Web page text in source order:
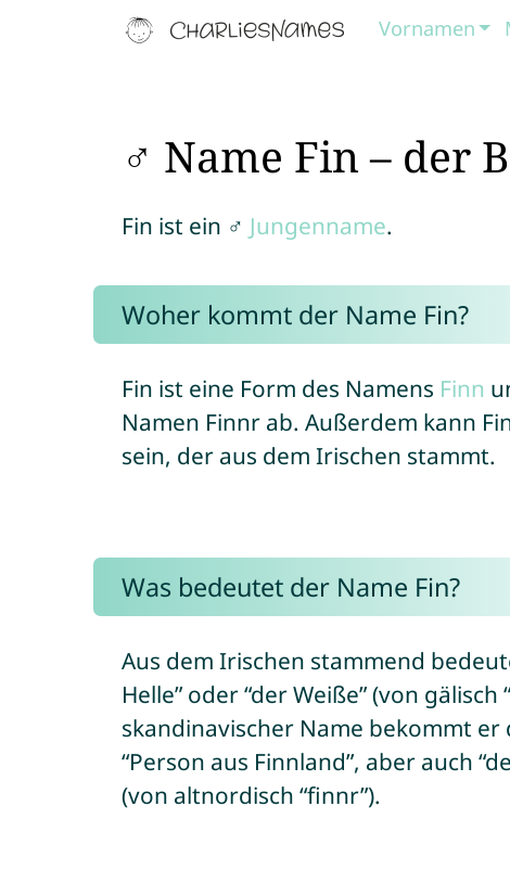
Vornamen
♂ Name Fin – der
Fin ist ein ♂ Jungenname.
Woher kommt der Name Fin?
Fin ist eine Form des Namens Finn
Namen Finnr ab. Außerdem kann
sein, der aus dem Irischen stammt.
Was bedeutet der Name Fin?
Aus dem Irischen stammend
Helle” oder “der Weiße” (von
skandinavischer Name bekommt er
“Person aus Finnland”, aber auch
(von altnordisch “finnr”).